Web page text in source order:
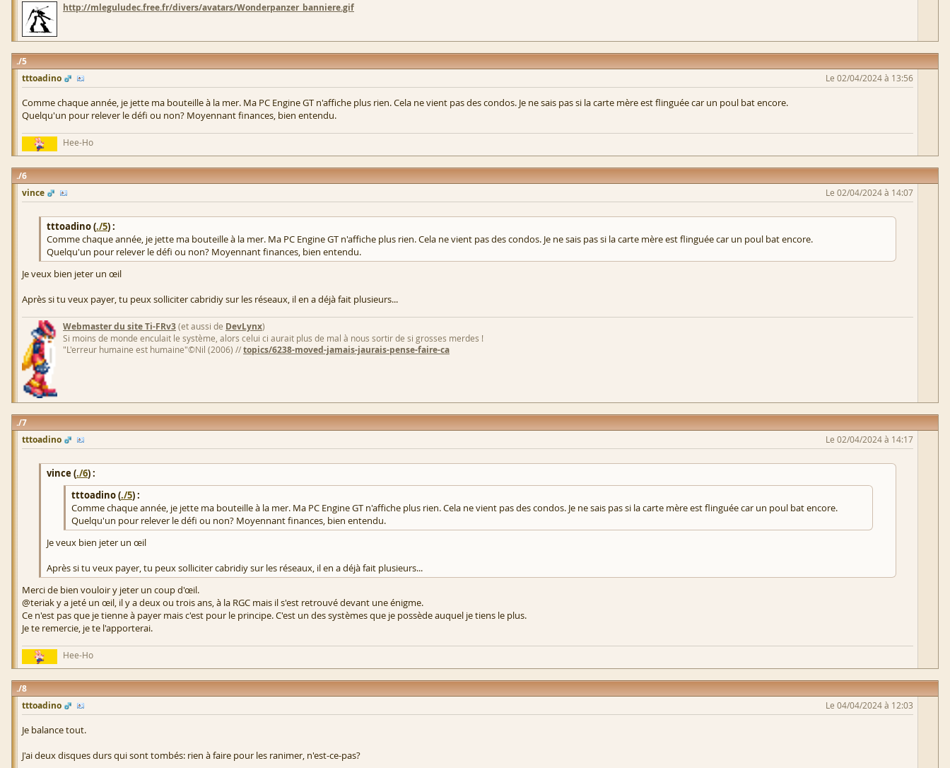
http://mleguludec.free.fr/divers/avatars/Wonderpanzer_banniere.gif
5
tttoadino
Le 02/04/2024 à 13:56
Comme chaque année, je jette ma bouteille à la mer. Ma PC Engine GT n'affiche plus rien. Cela ne vient pas des condos. Je ne sais pas si la carte mère est flinguée car un poul bat encore.
Quelqu'un pour relever le défi ou non? Moyennant finances, bien entendu.
Hee-Ho
6
vince
Le 02/04/2024 à 14:07
tttoadino (./5) :
Comme chaque année, je jette ma bouteille à la mer. Ma PC Engine GT n'affiche plus rien. Cela ne vient pas des condos. Je ne sais pas si la carte mère est flinguée car un poul bat encore.
Quelqu'un pour relever le défi ou non? Moyennant finances, bien entendu.
Je veux bien jeter un œil
Après si tu veux payer, tu peux solliciter cabridiy sur les réseaux, il en a déjà fait plusieurs...
Webmaster du site Ti-FRv3(et aussi de DevLynx)
Si moins de monde enculait le système, alors celui ci aurait plus de mal à nous sortir de si grosses merdes !
"L'erreur humaine est humaine"©Nil (2006) //topics/6238-moved-jamais-jaurais-pense-faire-ca
7
tttoadino
Le 02/04/2024 à 14:17
vince (./6) :
tttoadino (./5) :
Comme chaque année, je jette ma bouteille à la mer. Ma PC Engine GT n'affiche plus rien. Cela ne vient pas des condos. Je ne sais pas si la carte mère est flinguée car un poul bat encore.
Quelqu'un pour relever le défi ou non? Moyennant finances, bien entendu.
Je veux bien jeter un œil
Après si tu veux payer, tu peux solliciter cabridiy sur les réseaux, il en a déjà fait plusieurs...
Merci de bien vouloir y jeter un coup d'œil.
@teriak y a jeté un œil, il y a deux ou trois ans, à la RGC mais il s'est retrouvé devant une énigme.
Ce n'est pas que je tienne à payer mais c'est pour le principe. C'est un des systèmes que je possède auquel je tiens le plus.
Je te remercie, je te l'apporterai.
Hee-Ho
8
tttoadino
Le 04/04/2024 à 12:03
Je balance tout.
J'ai deux disques durs qui sont tombés: rien à faire pour les ranimer, n'est-ce-pas?